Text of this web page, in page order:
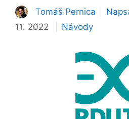
Tomáš Pernica
11. 2022
Rubriky
Návody